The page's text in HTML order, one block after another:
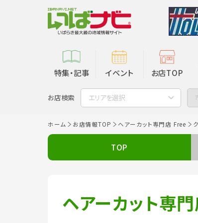
特集・記事 イベント お店TOP
お店検索 エリアを選択
ホーム お店情報TOP ヘアーカット専門店 Free
TOP
ヘアーカット専